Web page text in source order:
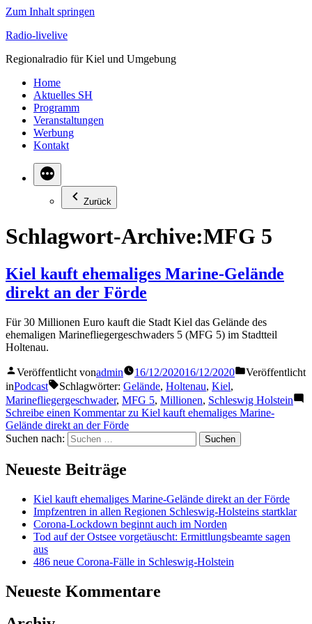
Zum Inhalt springen
Radio-livelive
Regionalradio für Kiel und Umgebung
Home
Aktuelles SH
Programm
Veranstaltungen
Werbung
Kontakt
Zurück
Schlagwort-Archive:MFG 5
Kiel kauft ehemaliges Marine-Gelände
direkt an der Förde
Für 30 Millionen Euro kauft die Stadt Kiel das Gelände des
ehemaligen Marinefliegergeschwaders 5 (MFG 5) im Stadtteil
Holtenau.
Veröffentlicht vonadmin 16/12/202016/12/2020
Veröffentlicht
inPodcast Schlagwörter: Gelände, Holtenau, Kiel,
Marinefliegergeschwader, MFG 5, Millionen, Schleswig Holstein
Schreibe einen Kommentarzu Kiel kauft ehemaliges Marine-
Gelände direkt an der Förde
Suchen nach:
Neueste Beiträge
Kiel kauft ehemaliges Marine-Gelände direkt an der Förde
Impfzentren in allen Regionen Schleswig-Holsteins startklar
Corona-Lockdown beginnt auch im Norden
Tod auf der Ostsee vorgetäuscht: Ermittlungsbeamte sagen
aus
486 neue Corona-Fälle in Schleswig-Holstein
Neueste Kommentare